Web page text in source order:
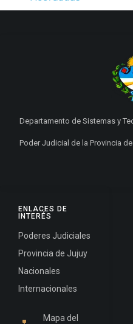
ENLACES DE
INTERÉS
Poderes Judiciales
Provincia de Jujuy
Nacionales
Internacionales
Mapa del
Departamento de Sistemas y
Poder Judicial de la Provincia